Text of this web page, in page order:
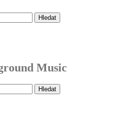
Music